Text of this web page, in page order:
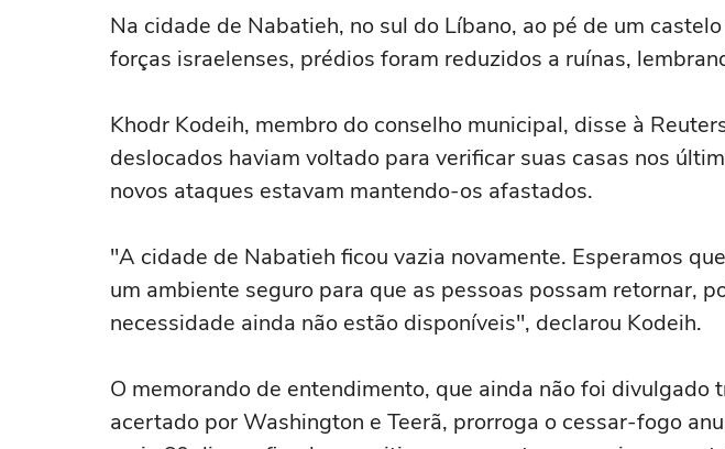
Na cidade de Nabatieh, no sul do Líbano, ao pé de um
forças ⁠israelenses, prédios foram reduzidos a ruínas,
Khodr Kodeih, membro do conselho municipal, disse à
deslocados haviam voltado para verificar suas casas nos
novos ataques estavam mantendo-os afastados.
"A cidade de Nabatieh ficou vazia novamente. Esperamos
um ambiente seguro para que as pessoas possam retornar,
necessidade ainda não estão disponíveis", declarou Kodeih.
O memorando de entendimento, que ainda não foi divulgado
acertado por Washington e Teerã, prorroga o cessar-fogo